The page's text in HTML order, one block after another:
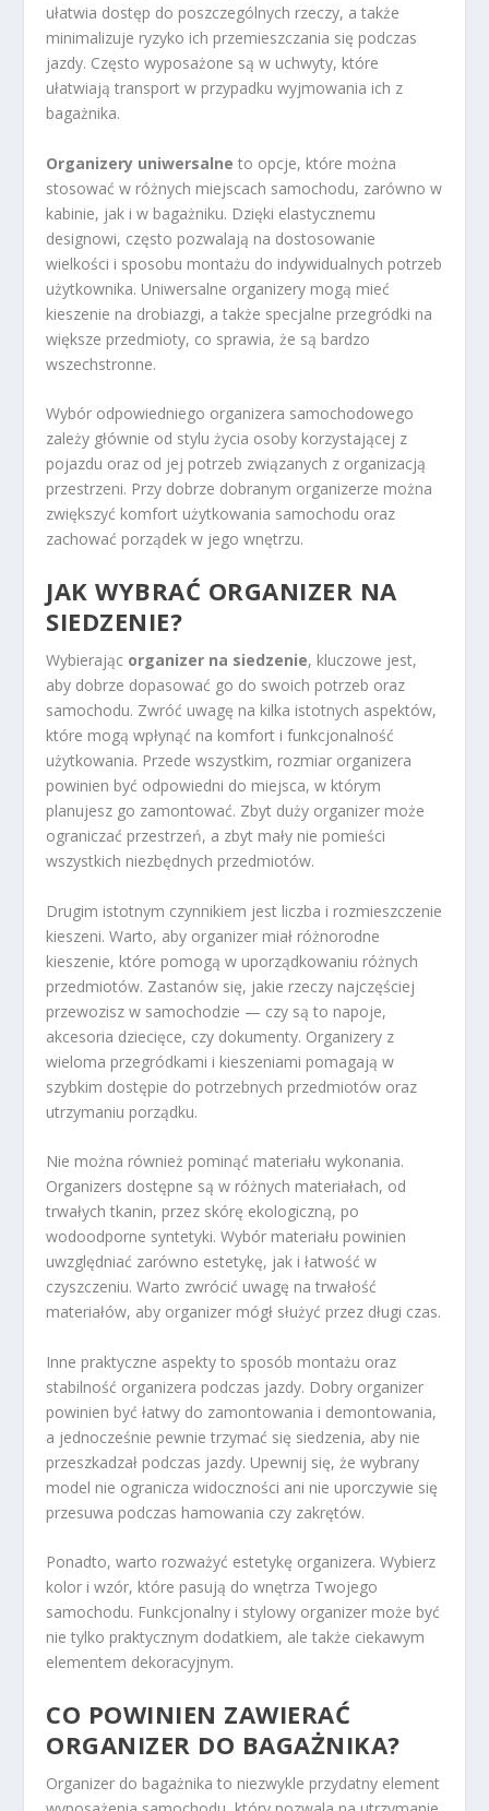
ułatwia dostęp do poszczególnych rzeczy, a także
minimalizuje ryzyko ich przemieszczania się podczas
jazdy. Często wyposażone są w uchwyty, które
ułatwiają transport w przypadku wyjmowania ich z
bagażnika.
Organizery uniwersalne to opcje, które można
stosować w różnych miejscach samochodu, zarówno w
kabinie, jak i w bagażniku. Dzięki elastycznemu
designowi, często pozwalają na dostosowanie
wielkości i sposobu montażu do indywidualnych potrzeb
użytkownika. Uniwersalne organizery mogą mieć
kieszenie na drobiazgi, a także specjalne przegródki na
większe przedmioty, co sprawia, że są bardzo
wszechstronne.
Wybór odpowiedniego organizera samochodowego
zależy głównie od stylu życia osoby korzystającej z
pojazdu oraz od jej potrzeb związanych z organizacją
przestrzeni. Przy dobrze dobranym organizerze można
zwiększyć komfort użytkowania samochodu oraz
zachować porządek w jego wnętrzu.
JAK WYBRAĆ ORGANIZER NA
SIEDZENIE?
Wybierając organizer na siedzenie, kluczowe jest,
aby dobrze dopasować go do swoich potrzeb oraz
samochodu. Zwróć uwagę na kilka istotnych aspektów,
które mogą wpłynąć na komfort i funkcjonalność
użytkowania. Przede wszystkim, rozmiar organizera
powinien być odpowiedni do miejsca, w którym
planujesz go zamontować. Zbyt duży organizer może
ograniczać przestrzeń, a zbyt mały nie pomieści
wszystkich niezbędnych przedmiotów.
Drugim istotnym czynnikiem jest liczba i rozmieszczenie
kieszeni. Warto, aby organizer miał różnorodne
kieszenie, które pomogą w uporządkowaniu różnych
przedmiotów. Zastanów się, jakie rzeczy najczęściej
przewozisz w samochodzie — czy są to napoje,
akcesoria dziecięce, czy dokumenty. Organizery z
wieloma przegródkami i kieszeniami pomagają w
szybkim dostępie do potrzebnych przedmiotów oraz
utrzymaniu porządku.
Nie można również pominąć materiału wykonania.
Organizers dostępne są w różnych materiałach, od
trwałych tkanin, przez skórę ekologiczną, po
wodoodporne syntetyki. Wybór materiału powinien
uwzględniać zarówno estetykę, jak i łatwość w
czyszczeniu. Warto zwrócić uwagę na trwałość
materiałów, aby organizer mógł służyć przez długi czas.
Inne praktyczne aspekty to sposób montażu oraz
stabilność organizera podczas jazdy. Dobry organizer
powinien być łatwy do zamontowania i demontowania,
a jednocześnie pewnie trzymać się siedzenia, aby nie
przeszkadzał podczas jazdy. Upewnij się, że wybrany
model nie ogranicza widoczności ani nie uporczywie się
przesuwa podczas hamowania czy zakrętów.
Ponadto, warto rozważyć estetykę organizera. Wybierz
kolor i wzór, które pasują do wnętrza Twojego
samochodu. Funkcjonalny i stylowy organizer może być
nie tylko praktycznym dodatkiem, ale także ciekawym
elementem dekoracyjnym.
CO POWINIEN ZAWIERAĆ
ORGANIZER DO BAGAŻNIKA?
Organizer do bagażnika to niezwykle przydatny element